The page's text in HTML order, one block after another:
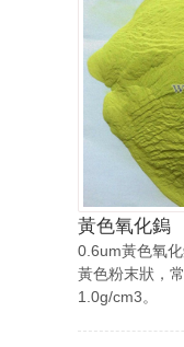
黃色氧化鎢
0.6um黃色氧
黃色粉末狀，
1.0g/cm3。